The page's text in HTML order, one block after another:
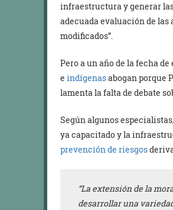
infraestructura y generar
adecuada evaluación de
modificados”.
Pero a un año de la fecha
e indígenasabogan porque
lamenta la falta de debate
Según algunos
ya capacitado y la
prevención de riesgos
“La extensión de la
desarrollar una